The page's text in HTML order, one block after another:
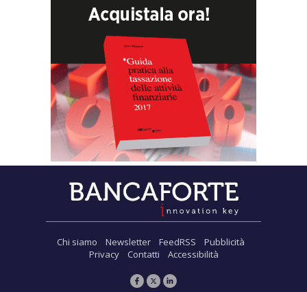
Chi siamo Newsletter FeedRSS
Pubblicità
Privacy
Contatti Accessibilità